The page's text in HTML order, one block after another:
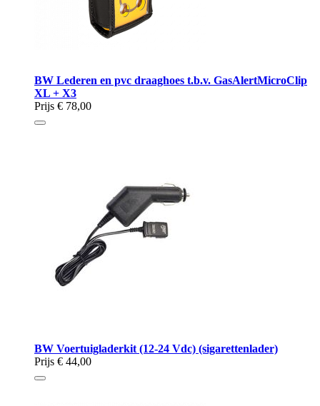
BW Lederen en pvc draaghoes t.b.v. GasAlertMicroClip
XL + X3
Prijs € 78,00
BW Voertuigladerkit (12-24 Vdc) (sigarettenlader)
Prijs € 44,00